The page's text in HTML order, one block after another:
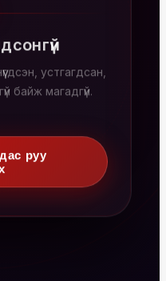
устгагдсан,
байж магадгүй.
руу